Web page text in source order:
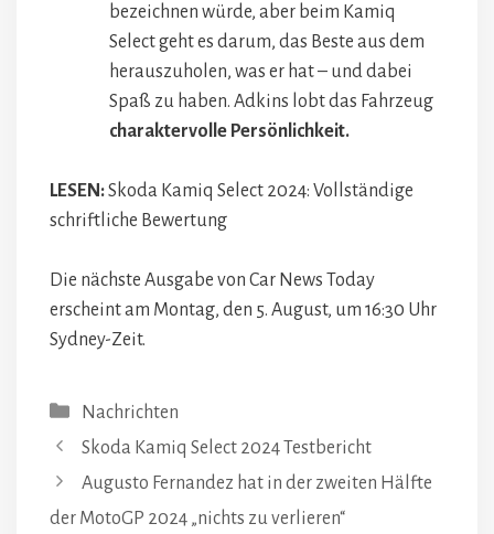
bezeichnen würde, aber beim Kamiq
Select geht es darum, das Beste aus dem
herauszuholen, was er hat – und dabei
Spaß zu haben. Adkins lobt das Fahrzeug
charaktervolle Persönlichkeit.
LESEN:Skoda Kamiq Select 2024: Vollständige
schriftliche Bewertung
Die nächste Ausgabe von Car News Today
erscheint am Montag, den 5. August, um 16:30 Uhr
Sydney-Zeit.
Kategorien
Nachrichten
Skoda Kamiq Select 2024 Testbericht
Augusto Fernandez hat in der zweiten Hälfte
der MotoGP 2024 „nichts zu verlieren“